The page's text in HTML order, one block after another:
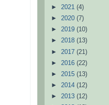
► 2021 (4)
► 2020 (7)
► 2019 (10)
► 2018 (13)
► 2017 (21)
► 2016 (22)
► 2015 (13)
► 2014 (12)
► 2013 (12)